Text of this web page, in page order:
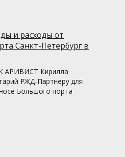
и расходы от
Санкт-Петербург в
АРИВИСТ Кирилла
РЖД-Партнеру для
Большого порта